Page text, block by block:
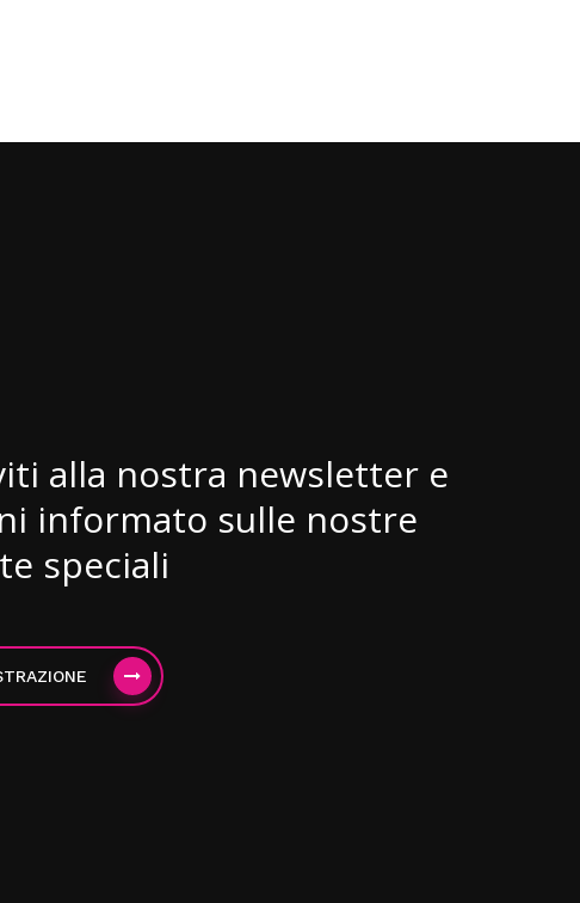
alla nostra newsletter e
informato sulle nostre
speciali